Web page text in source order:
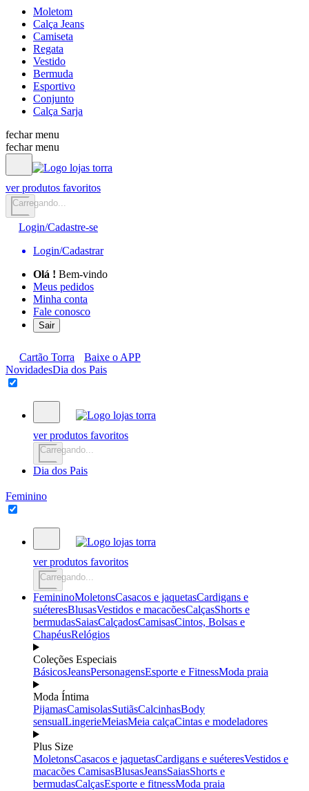
Moletom
Calça Jeans
Camiseta
Regata
Vestido
Bermuda
Esportivo
Conjunto
Calça Sarja
fechar menu
fechar menu
ver produtos favoritos
Carregando...
Login/Cadastre-se
Login/Cadastrar
Olá ! Bem-vindo
Meus pedidos
Minha conta
Fale conosco
Sair
Cartão Torra
Baixe o APP
NovidadesDia dos Pais
ver produtos favoritos
Carregando...
Dia dos Pais
Feminino
ver produtos favoritos
Carregando...
FemininoMoletonsCasacos e jaquetasCardigans e
suéteresBlusasVestidos e macacõesCalçasShorts e
bermudasSaiasCalçadosCamisasCintos, Bolsas e
ChapéusRelógios
Coleções Especiais
BásicosJeansPersonagensEsporte e FitnessModa praia
Moda Íntima
PijamasCamisolasSutiãsCalcinhasBody
sensualLingerieMeiasMeia calçaCintas e modeladores
Plus Size
MoletonsCasacos e jaquetasCardigans e suéteresVestidos e
macacões CamisasBlusasJeansSaiasShorts e
bermudasCalçasEsporte e fitnessModa praia